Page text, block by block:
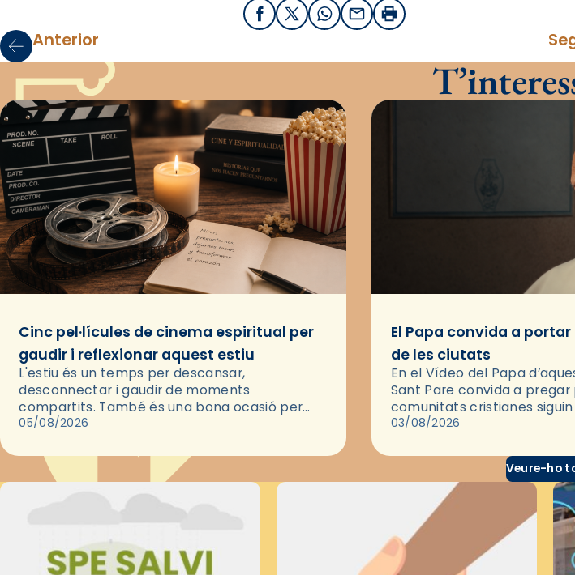
FacebookX / Twitter
WhatsApp
EmailImprimir
Anterior
Cinc pel·lícules de cinema espiritual per
gaudir i reflexionar aquest estiu
L'estiu és un temps per descansar,
desconnectar i gaudir de moments
compartits. També és una bona ocasió per
deixar-se portar per una bona història i, a
05/08/2026
El Papa convida a portar
de les ciutats
En el Vídeo del Papa
Sant Pare convida a pregar
comunitats cristianes
l’Evangeli enmig de les
03/08/2026
Veure-ho